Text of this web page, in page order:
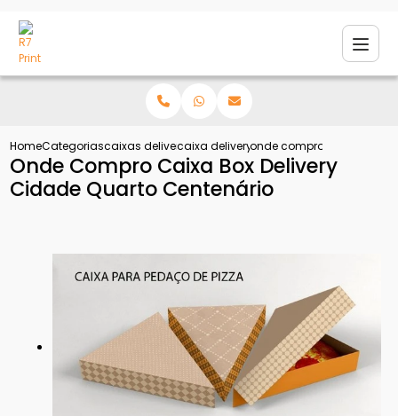
HomeCategoriascaixas deliverycaixa delivery para frango
onde compro caixa box
Onde Compro Caixa Box Delivery
Cidade Quarto Centenário